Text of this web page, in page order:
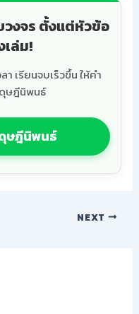
งจร ตั้งแต่หัวข้อ
ล่ม!
เรียนจบเร็วขึ้น ให้คำ
ษฎีนิพนธ์
ษฎีนิพนธ์
NEXT